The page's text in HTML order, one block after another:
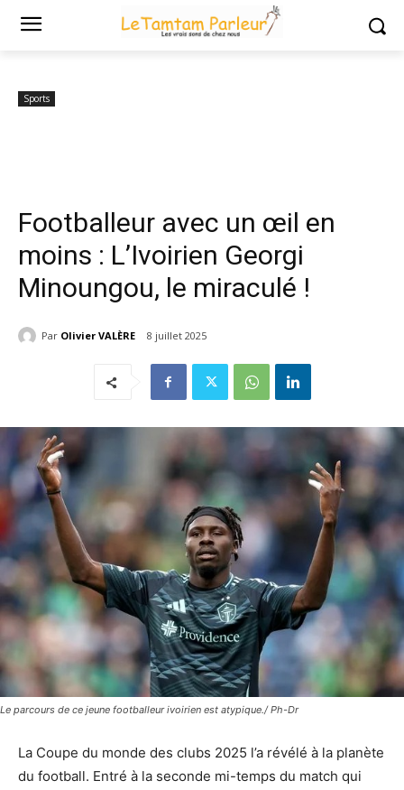
Accueil
Footballeur avec un œil en moins : L’Ivoirien Georgi
Sports
Footballeur avec un œil en
moins : L’Ivoirien Georgi
Minoungou, le miraculé !
Par Olivier VALÈRE 8 juillet 2025
Le parcours de ce jeune footballeur ivoirien est atypique./ Ph-Dr
La Coupe du monde des clubs 2025 l’a révélé à la planète
du football. Entré à la seconde mi-temps du match qui